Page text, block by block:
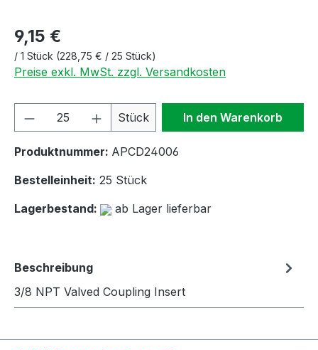
9,15 €
/ 1 Stück (228,75 € / 25 Stück)
Preise exkl. MwSt. zzgl. Versandkosten
Produkt Anzahl: Gib den
Stück In den Warenkorb
Produktnummer: APCD24006
Bestelleinheit: 25 Stück
Lagerbestand:
ab Lager lieferbar
Beschreibung
3/8 NPT Valved Coupling Insert